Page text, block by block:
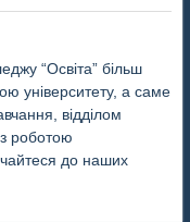
“Освіта” більш
університету, а саме
відділом
з роботою
до наших